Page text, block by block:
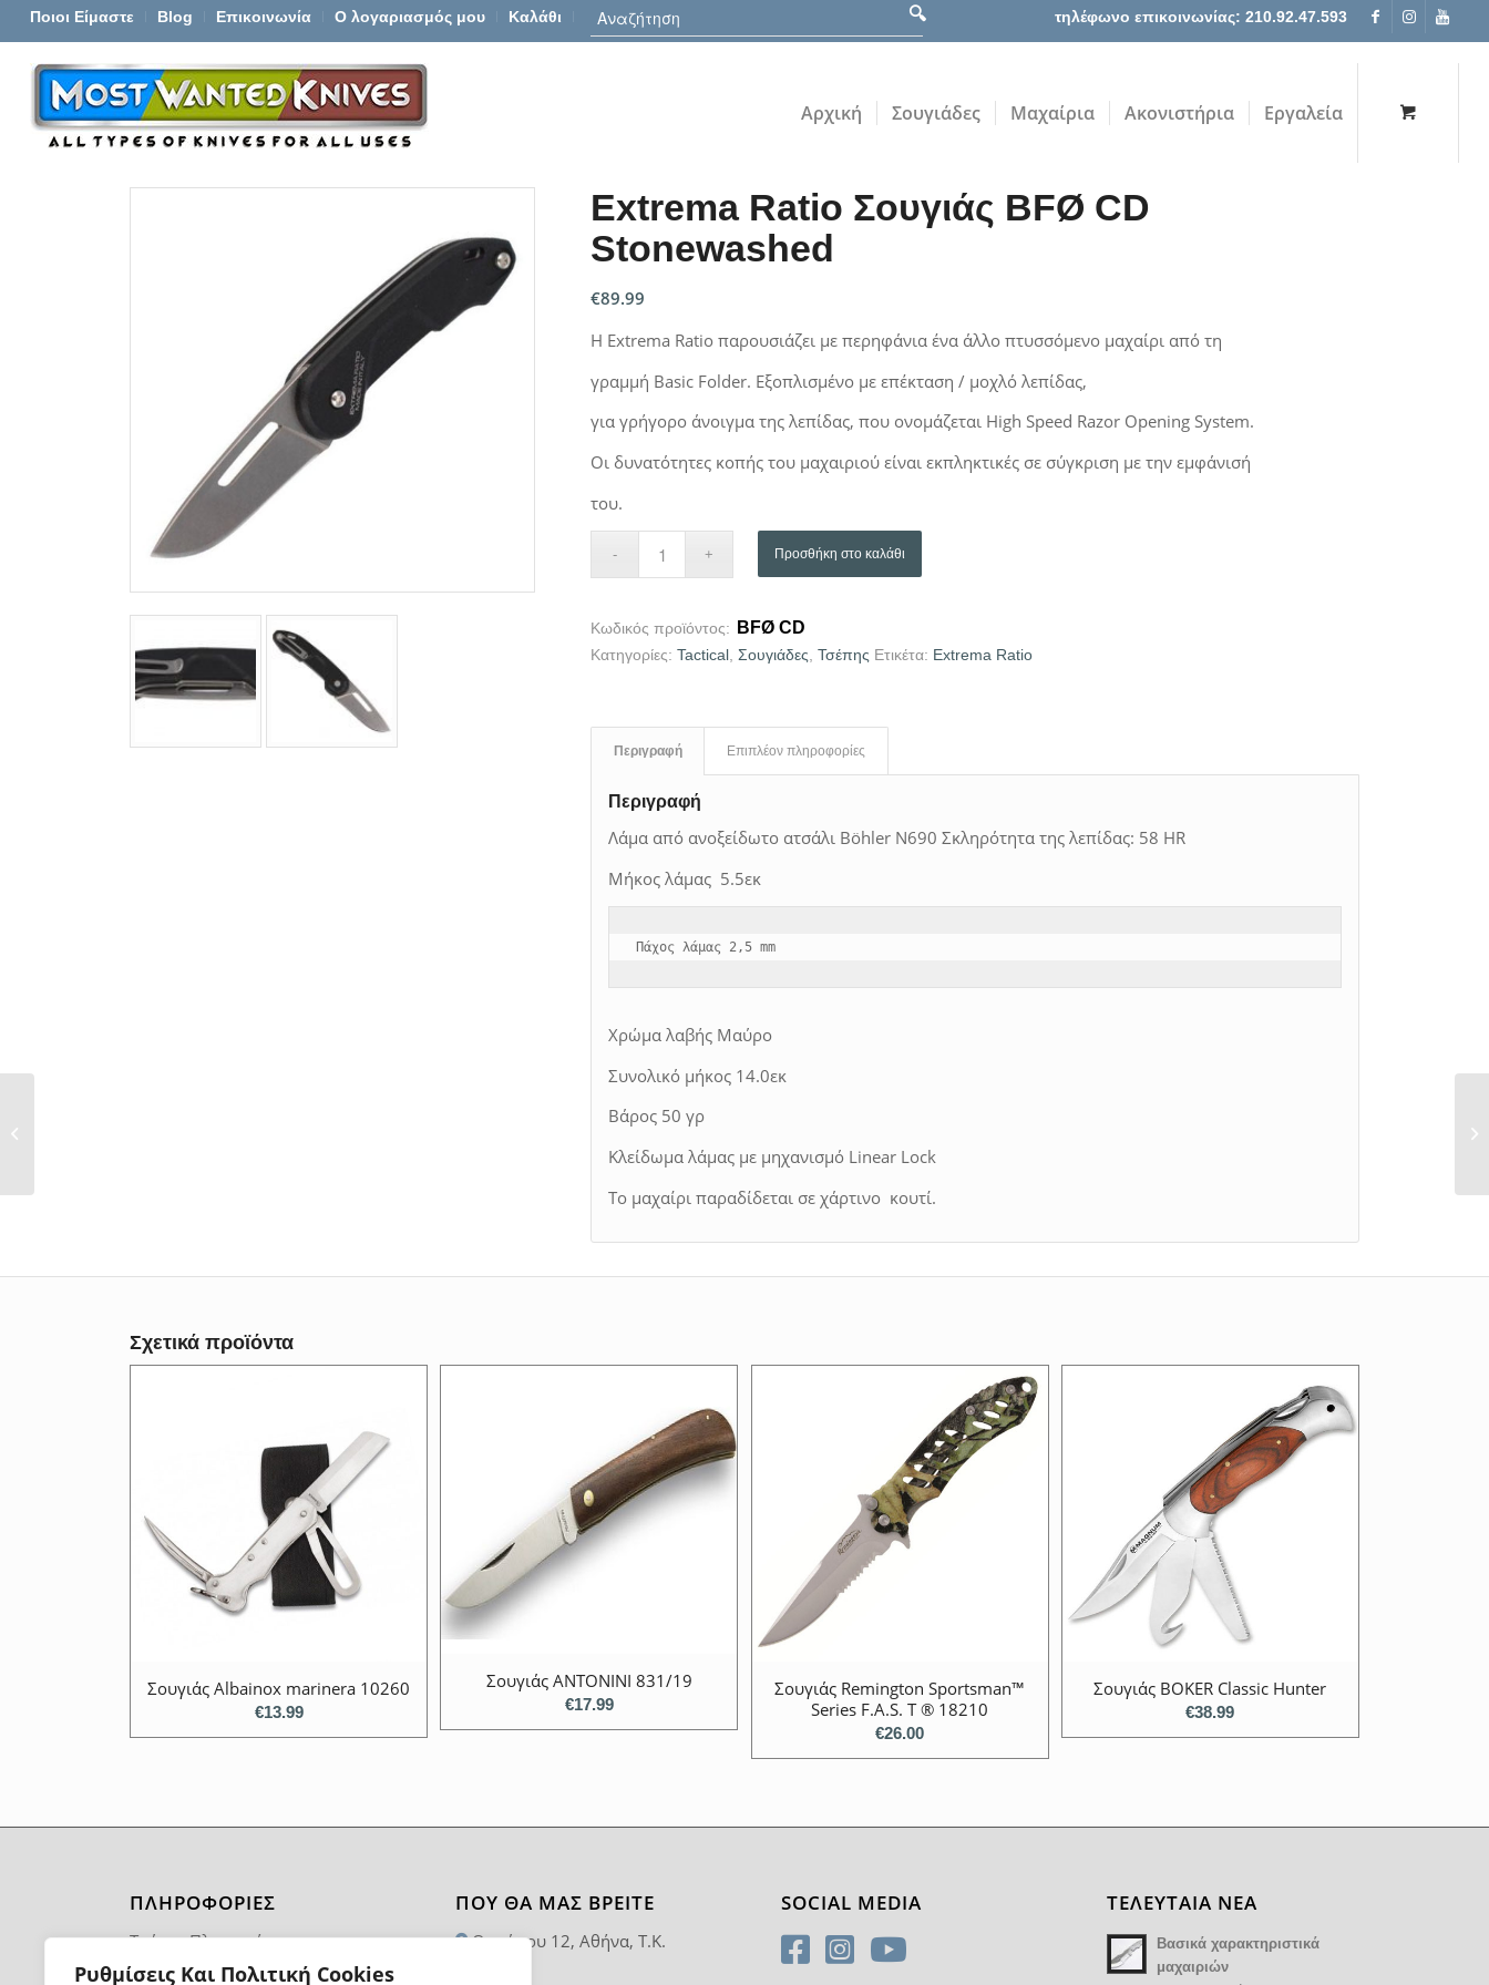
Ρυθμίσεις Και Πολιτική Cookies
Ποιοι Είμαστε Blog Επικοινωνία Ο λογαριασμός μου Καλάθι τηλέφωνο επικοινωνίας: 210.92.47.593
Αρχική Σουγιάδες Μαχαίρια Ακονιστήρια Εργαλεία
Extrema Ratio Σουγιάς BFØ CD
Stonewashed
€89.99
Η Extrema Ratio παρουσιάζει με περηφάνια ένα άλλο πτυσσόμενο μαχαίρι από τη
γραμμή Basic Folder. Εξοπλισμένο με επέκταση / μοχλό λεπίδας,
για γρήγορο άνοιγμα της λεπίδας, που ονομάζεται High Speed ​​Razor Opening System.
Οι δυνατότητες κοπής του μαχαιριού είναι εκπληκτικές σε σύγκριση με την εμφάνισή
του.
Προσθήκη στο καλάθι
Κωδικός προϊόντος: BFØ CD
Κατηγορίες:Tactical ,Σουγιάδες ,Τσέπης Ετικέτα: Extrema Ratio
Περιγραφή Επιπλέον πληροφορίες
Περιγραφή
Λάμα από ανοξείδωτο ατσάλι Böhler N690 Σκληρότητα της λεπίδας: 58 HR
Μήκος λάμας 5.5εκ
Πάχος λάμας 2,5 mm
Χρώμα λαβής Μαύρο
Συνολικό μήκος 14.0εκ
Βάρος 50 γρ
Κλείδωμα λάμας με μηχανισμό Linear Lock
Το μαχαίρι παραδίδεται σε χάρτινο κουτί.
Σχετικά προϊόντα
Σουγιάς Albainox marinera 10260
€13.99
Σουγιάς ANTONINI 831/19
€17.99
Σουγιάς Remington Sportsman™
Series F.A.S. T ® 18210
€26.00
Σουγιάς BOKER Classic Hunter
€38.99
ΠΛΗΡΟΦΟΡΙΕΣ
Τρόποι Πληρωμής
ΠΟΥ ΘΑ ΜΑΣ ΒΡΕΊΤΕ
Θαρύπου 12, Αθήνα, T.K.
SOCIAL MEDIA ΤΕΛΕΥΤΑΙΑ ΝΕΑ
Βασικά χαρακτηριστικά
μαχαιριών